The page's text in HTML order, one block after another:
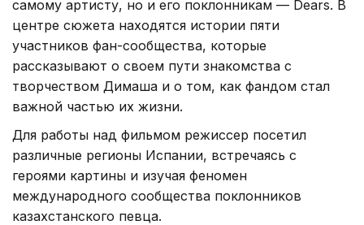
самому артисту, но и его поклонникам — Dears. В
центре сюжета находятся истории пяти
участников фан-сообщества, которые
рассказывают о своем пути знакомства с
творчеством Димаша и о том, как фандом стал
важной частью их жизни.
Для работы над фильмом режиссер посетил
различные регионы Испании, встречаясь с
героями картины и изучая феномен
международного сообщества поклонников
казахстанского певца.